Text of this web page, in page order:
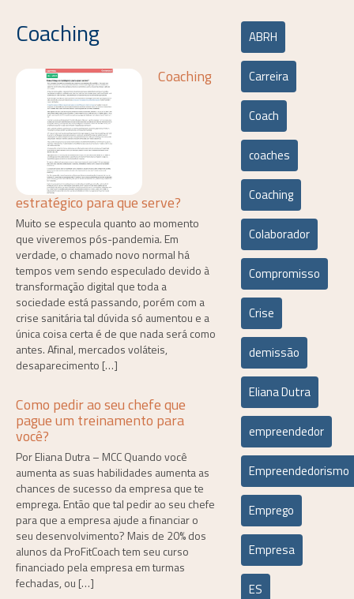
Coaching
Coaching
estratégico para que serve?
Muito se especula quanto ao momento
que viveremos pós-pandemia. Em
verdade, o chamado novo normal há
tempos vem sendo especulado devido à
transformação digital que toda a
sociedade está passando, porém com a
crise sanitária tal dúvida só aumentou e a
única coisa certa é de que nada será como
antes. Afinal, mercados voláteis,
desaparecimento […]
Como pedir ao seu chefe que
pague um treinamento para
você?
Por Eliana Dutra – MCC Quando você
aumenta as suas habilidades aumenta as
chances de sucesso da empresa que te
emprega. Então que tal pedir ao seu chefe
para que a empresa ajude a financiar o
seu desenvolvimento? Mais de 20% dos
alunos da ProFitCoach tem seu curso
financiado pela empresa em turmas
fechadas, ou […]
ABRH
Carreira
Coach
coaches
Coaching
Colaborador
Compromisso
Crise
demissão
Eliana Dutra
empreendedor
Empreendedorismo
Emprego
Empresa
ES